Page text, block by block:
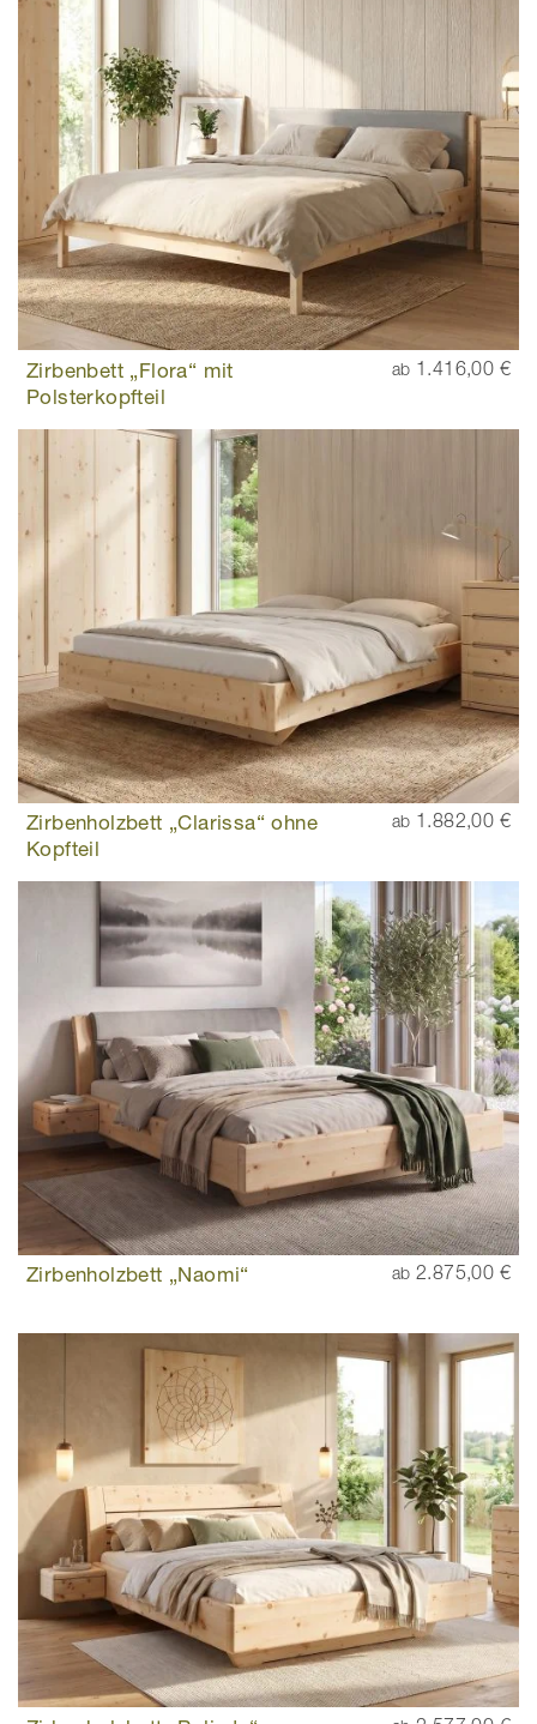
Zirbenbett „Flora“ mit
Polsterkopfteil
ab 1.416,00 €
Zirbenholzbett „Clarissa“ ohne
Kopfteil
ab 1.882,00 €
Zirbenholzbett „Naomi“ ab 2.875,00 €